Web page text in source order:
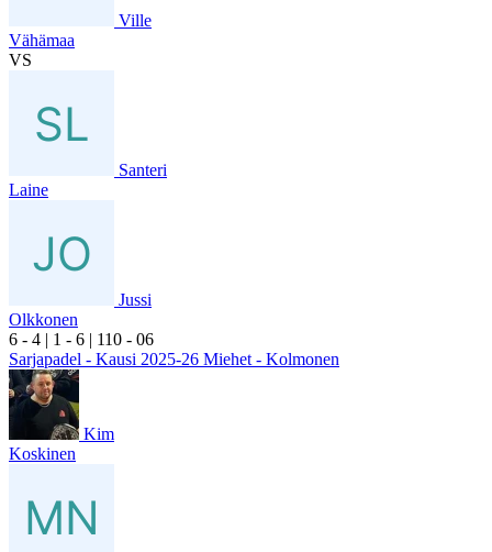
Ville
Vähämaa
VS
Santeri
Laine
Jussi
Olkkonen
6 - 4 | 1 - 6 | 110 - 06
Sarjapadel - Kausi 2025-26 Miehet - Kolmonen
Kim
Koskinen